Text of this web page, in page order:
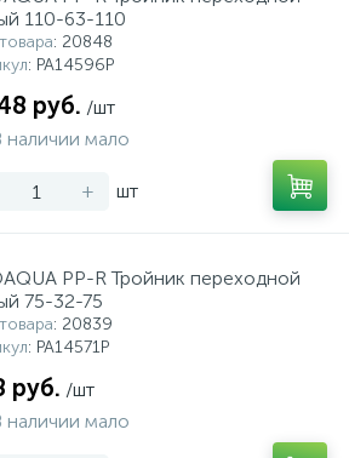
110-63-110
: 20848
: PA14596P
руб. /шт
наличии мало
+ шт
PP-R Тройник переходной
75-32-75
: 20839
: PA14571P
руб. /шт
наличии мало